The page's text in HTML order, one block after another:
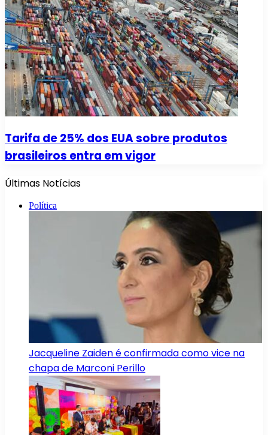
Tarifa de 25% dos EUA sobre produtos
brasileiros entra em vigor
Últimas Notícias
Política
Jacqueline Zaiden é confirmada como vice na
chapa de Marconi Perillo